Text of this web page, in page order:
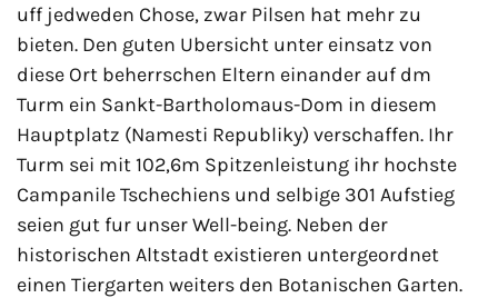
uff jedweden Chose, zwar Pilsen hat mehr zu
bieten. Den guten Ubersicht unter einsatz von
diese Ort beherrschen Eltern einander auf dm
Turm ein Sankt-Bartholomaus-Dom in diesem
Hauptplatz (Namesti Republiky) verschaffen. Ihr
Turm sei mit 102,6m Spitzenleistung ihr hochste
Campanile Tschechiens und selbige 301 Aufstieg
seien gut fur unser Well-being. Neben der
historischen Altstadt existieren untergeordnet
einen Tiergarten weiters den Botanischen Garten.